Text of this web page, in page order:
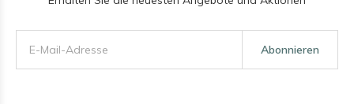
Abonnieren